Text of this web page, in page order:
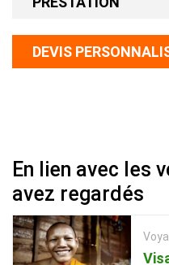
DEVIS
En lien avec les
avez regardés